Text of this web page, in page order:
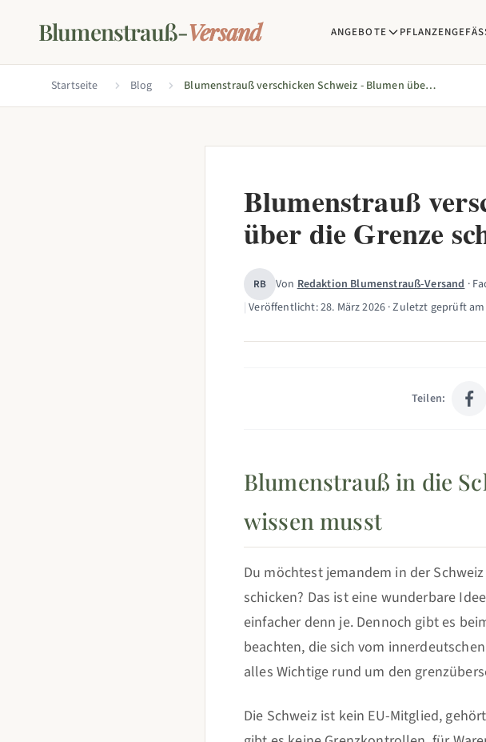
Blumenstrauß-Versand ANGEBOTE
Startseite Blog Blumenstrauß verschicken Schweiz - Blumen über die Grenze schicken
Blumenstrauß
über die Grenze
RB Von Redaktion Blumenstrauß-Versand ·
Veröffentlicht:28. März 2026 · Zuletzt geprüft am
Teilen:
Blumenstrauß in die
wissen musst
Du möchtest jemandem in der
schicken? Das ist eine wunderbare
einfacher denn je. Dennoch gibt es
beachten, die sich vom
alles Wichtige rund um den
Die Schweiz ist kein EU-Mitglied,